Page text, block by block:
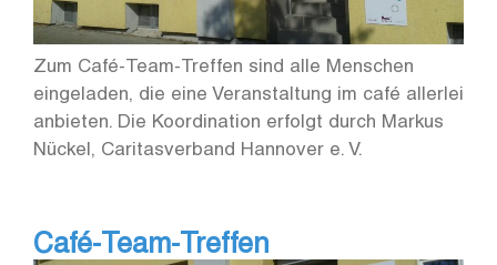
Zum Café-Team-Treffen sind alle Menschen
eingeladen, die eine Veranstaltung im café allerlei
anbieten. Die Koordination erfolgt durch Markus
Nückel, Caritasverband Hannover e. V.
Café-Team-Treffen